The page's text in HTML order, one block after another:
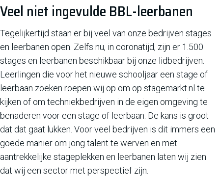
Veel niet ingevulde BBL-leerbanen
Tegelijkertijd staan er bij veel van onze bedrijven stages
en leerbanen open. Zelfs nu, in coronatijd, zijn er 1.500
stages en leerbanen beschikbaar bij onze lidbedrijven.
Leerlingen die voor het nieuwe schooljaar een stage of
leerbaan zoeken roepen wij op om op stagemarkt.nl te
kijken of om techniekbedrijven in de eigen omgeving te
benaderen voor een stage of leerbaan. De kans is groot
dat dat gaat lukken. Voor veel bedrijven is dit immers een
goede manier om jong talent te werven en met
aantrekkelijke stageplekken en leerbanen laten wij zien
dat wij een sector met perspectief zijn.